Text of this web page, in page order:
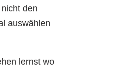
nicht den
auswählen
lernst wo